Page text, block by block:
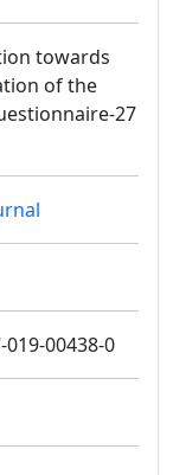
towards
of the
27
00438-0